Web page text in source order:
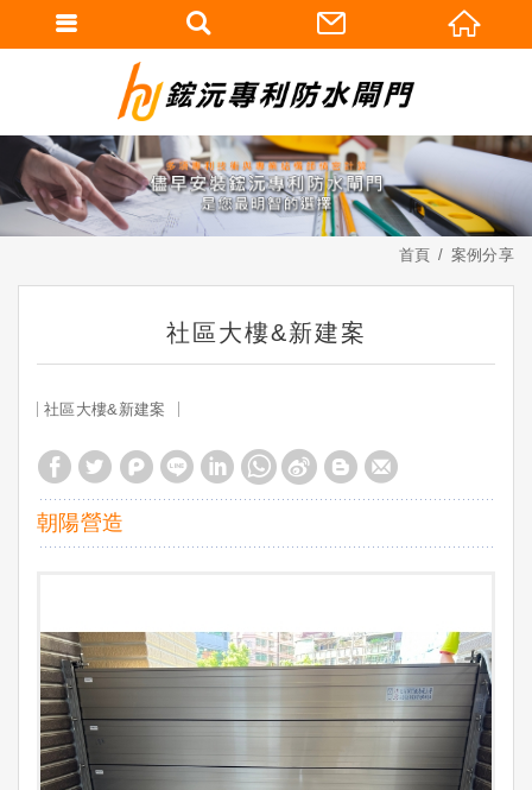
首頁 案例分享
社區大樓&新建案
社區大樓&新建案
朝陽營造